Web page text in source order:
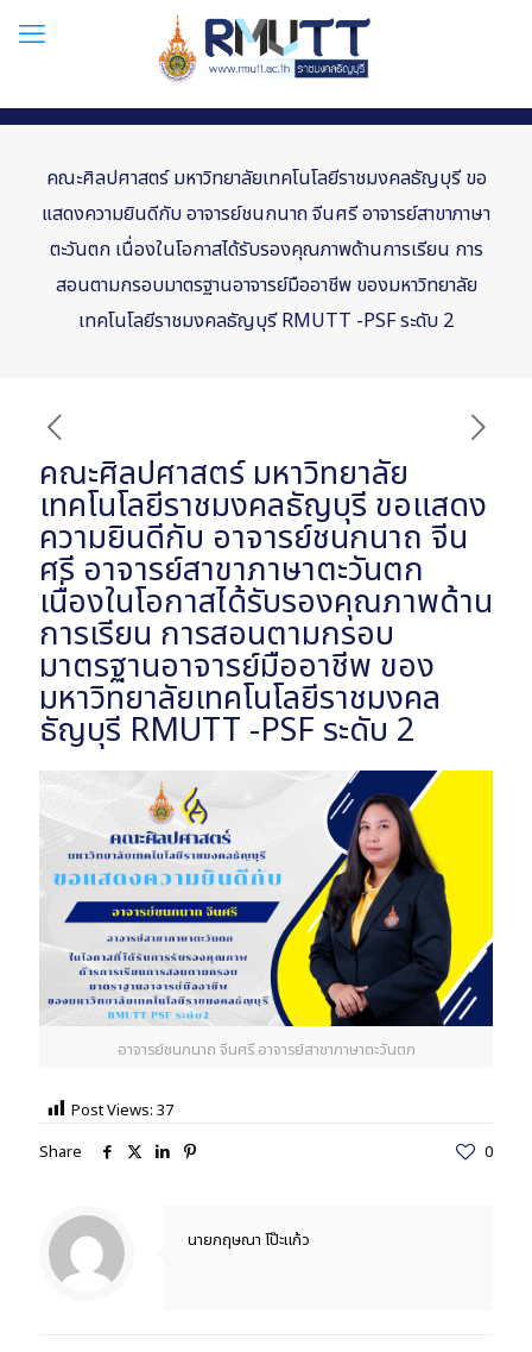
คณะศิลปศาสตร์ มหาวิทยาลัยเทคโนโลยีราชมงคลธัญบุรี ขอ
แสดงความยินดีกับ อาจารย์ชนกนาถ จีนศรี อาจารย์สาขาภาษา
ตะวันตก เนื่องในโอกาสได้รับรองคุณภาพด้านการเรียน การ
สอนตามกรอบมาตรฐานอาจารย์มืออาชีพ ของมหาวิทยาลัย
เทคโนโลยีราชมงคลธัญบุรี RMUTT -PSF ระดับ 2
คณะศิลปศาสตร์ มหาวิทยาลัย
เทคโนโลยีราชมงคลธัญบุรี ขอแสดง
ความยินดีกับ อาจารย์ชนกนาถ จีน
ศรี อาจารย์สาขาภาษาตะวันตก
เนื่องในโอกาสได้รับรองคุณภาพด้าน
การเรียน การสอนตามกรอบ
มาตรฐานอาจารย์มืออาชีพ ของ
มหาวิทยาลัยเทคโนโลยีราชมงคล
ธัญบุรี RMUTT -PSF ระดับ 2
อาจารย์ชนกนาถ จีนศรี อาจารย์สาขาภาษาตะวันตก
Post Views: 37
Share
0
นายกฤษณา โป๊ะแก้ว